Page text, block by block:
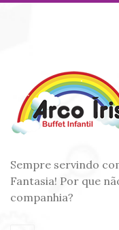
Sempre servindo
Fantasia! Por que
companhia?